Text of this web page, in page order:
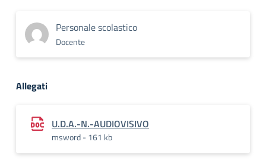
Personale scolastico
Docente
Allegati
U.D.A.-N.-AUDIOVISIVO
msword - 161 kb